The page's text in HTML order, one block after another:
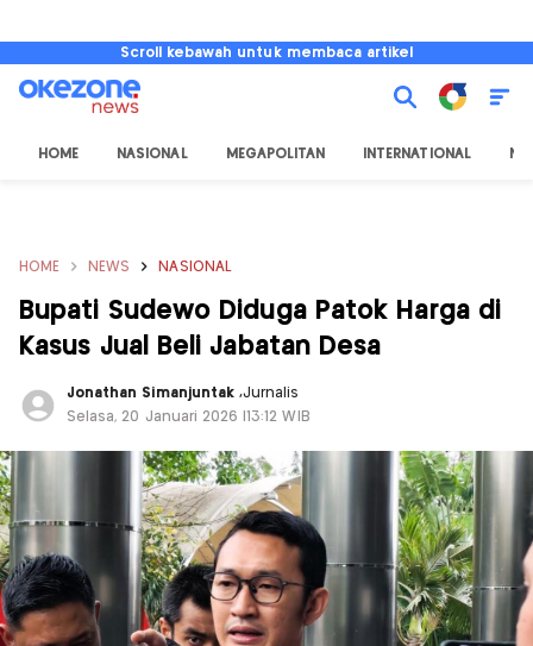
Scroll kebawah untuk membaca artikel
HOME NASIONAL MEGAPOLITAN INTERNATIONAL
HOME NEWS NASIONAL
Bupati Sudewo Diduga Patok Harga di
Kasus Jual Beli Jabatan Desa
Jonathan Simanjuntak,Jurnalis
Selasa, 20 Januari 2026 |13:12 WIB